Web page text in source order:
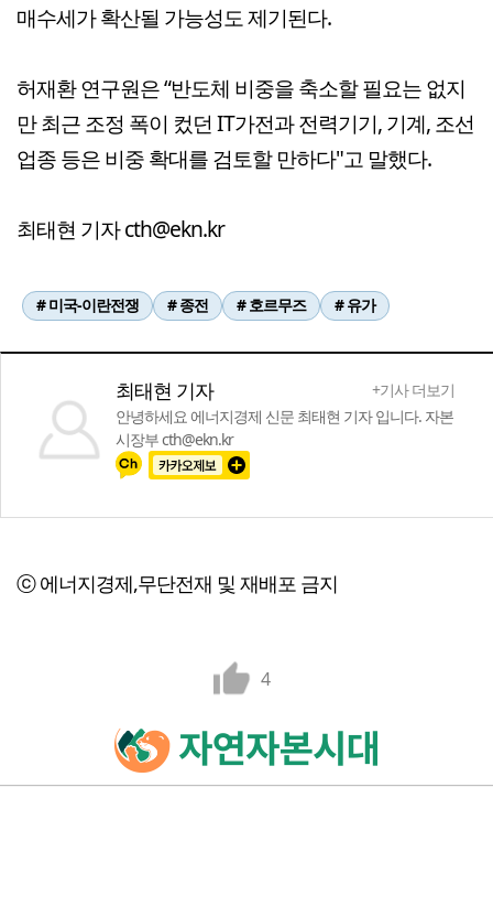
매수세가 확산될 가능성도 제기된다.
허재환 연구원은 “반도체 비중을 축소할 필요는 없지
만 최근 조정 폭이 컸던 IT가전과 전력기기, 기계, 조선
업종 등은 비중 확대를 검토할 만하다"고 말했다.
최태현 기자 cth@ekn.kr
# 미국-이란전쟁 # 종전 # 호르무즈 # 유가
최태현 기자
+기사 더보기
안녕하세요 에너지경제 신문 최태현 기자 입니다. 자본
시장부 cth@ekn.kr
ⓒ 에너지경제,무단전재 및 재배포 금지
4